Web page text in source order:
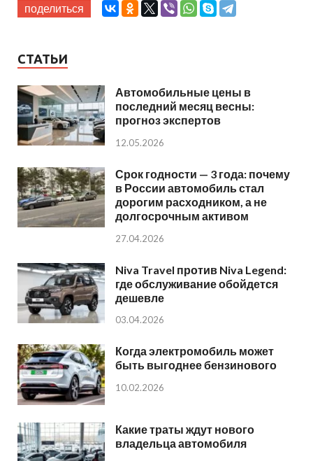
поделиться
СТАТЬИ
Автомобильные цены в
последний месяц весны:
прогноз экспертов
12.05.2026
Срок годности — 3 года: почему
в России автомобиль стал
дорогим расходником, а не
долгосрочным активом
27.04.2026
Niva Travel против Niva Legend:
где обслуживание обойдется
дешевле
03.04.2026
Когда электромобиль может
быть выгоднее бензинового
10.02.2026
Какие траты ждут нового
владельца автомобиля